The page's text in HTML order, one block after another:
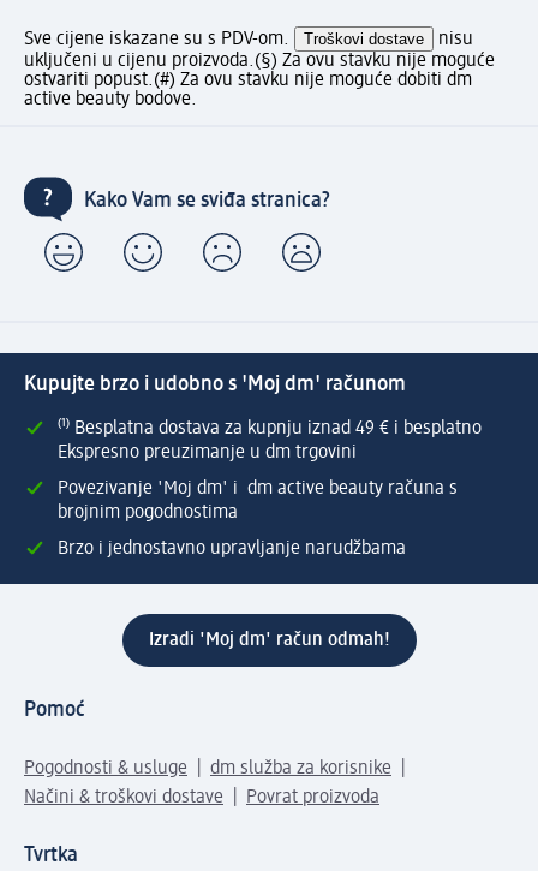
Sve cijene iskazane su s PDV-om. Troškovi dostave
nisu
uključeni u cijenu proizvoda.(§) Za ovu stavku nije moguće
ostvariti popust.(#) Za ovu stavku nije moguće dobiti dm
active beauty bodove.
Kako Vam se sviđa stranica?
Kupujte brzo i udobno s 'Moj dm' računom
⁽¹⁾ Besplatna dostava za kupnju iznad 49 € i besplatno
Ekspresno preuzimanje u dm trgovini
Povezivanje 'Moj dm' i dm active beauty računa s
brojnim pogodnostima
Brzo i jednostavno upravljanje narudžbama
Izradi 'Moj dm' račun odmah!
Pomoć
Pogodnosti & usluge
dm služba za korisnike
Načini & troškovi dostave
Povrat proizvoda
Tvrtka